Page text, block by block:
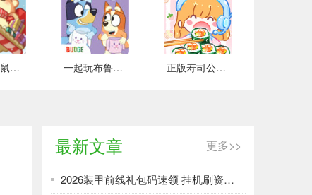
正式版鼠鼠百货物语 安卓版 一起玩布鲁伊吧 手游下载 正版寿司公园 安卓版
最新文章 更多>>
2026装甲前线礼包码速领 挂机刷资源攻略